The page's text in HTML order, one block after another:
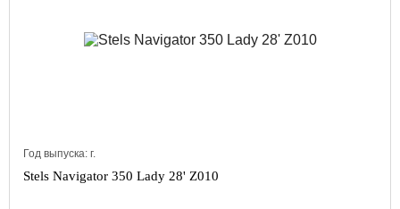
Год выпуска: г.
Stels Navigator 350 Lady 28' Z010